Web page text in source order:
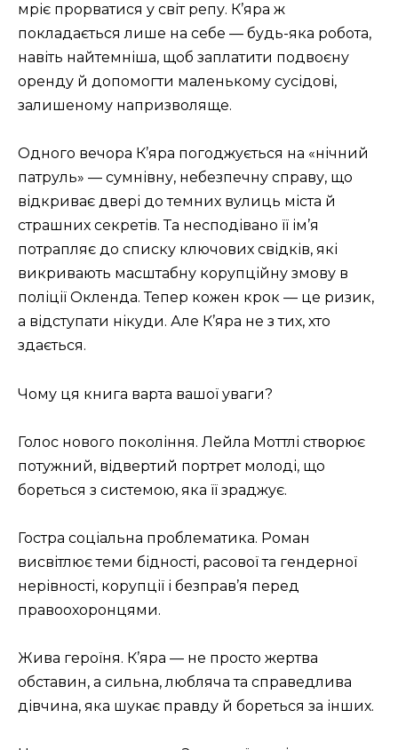
мріє прорватися у світ репу. К’яра ж
покладається лише на себе — будь-яка робота,
навіть найтемніша, щоб заплатити подвоєну
оренду й допомогти маленькому сусідові,
залишеному напризволяще.
Одного вечора К’яра погоджується на «нічний
патруль» — сумнівну, небезпечну справу, що
відкриває двері до темних вулиць міста й
страшних секретів. Та несподівано її ім’я
потрапляє до списку ключових свідків, які
викривають масштабну корупційну змову в
поліції Окленда. Тепер кожен крок — це ризик,
а відступати нікуди. Але К’яра не з тих, хто
здається.
Чому ця книга варта вашої уваги?
Голос нового покоління. Лейла Моттлі створює
потужний, відвертий портрет молоді, що
бореться з системою, яка її зраджує.
Гостра соціальна проблематика. Роман
висвітлює теми бідності, расової та гендерної
нерівності, корупції і безправ’я перед
правоохоронцями.
Жива героїня. К’яра — не просто жертва
обставин, а сильна, любляча та справедлива
дівчина, яка шукає правду й бореться за інших.